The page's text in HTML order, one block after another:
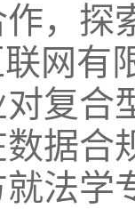
，探
网有
复合
据合
法学